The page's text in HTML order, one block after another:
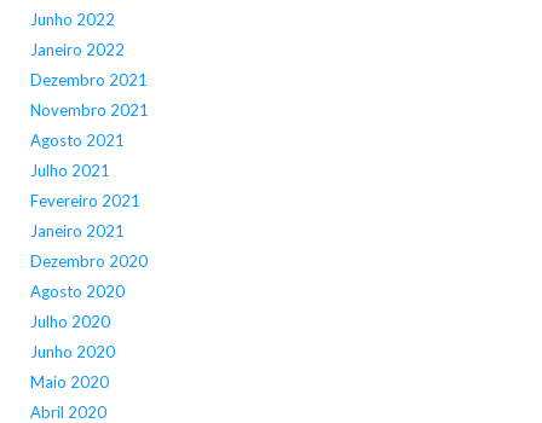
Junho 2022
Janeiro 2022
Dezembro 2021
Novembro 2021
Agosto 2021
Julho 2021
Fevereiro 2021
Janeiro 2021
Dezembro 2020
Agosto 2020
Julho 2020
Junho 2020
Maio 2020
Abril 2020